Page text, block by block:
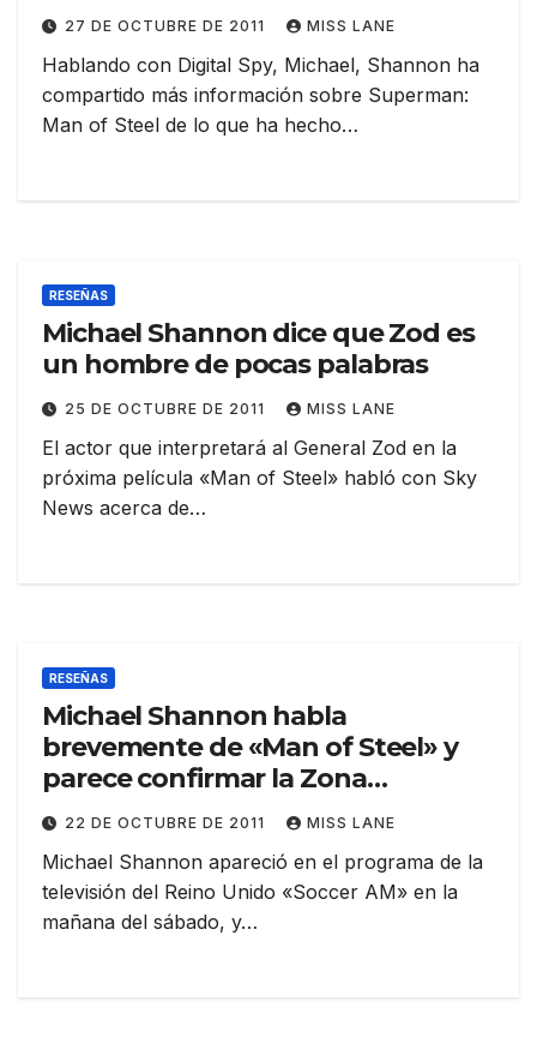
27 DE OCTUBRE DE 2011 MISS LANE
Hablando con Digital Spy, Michael, Shannon ha
compartido más información sobre Superman:
Man of Steel de lo que ha hecho…
RESEÑAS
Michael Shannon dice que Zod es
un hombre de pocas palabras
25 DE OCTUBRE DE 2011 MISS LANE
El actor que interpretará al General Zod en la
próxima película «Man of Steel» habló con Sky
News acerca de…
RESEÑAS
Michael Shannon habla
brevemente de «Man of Steel» y
parece confirmar la Zona
Fantasma
22 DE OCTUBRE DE 2011 MISS LANE
Michael Shannon apareció en el programa de la
televisión del Reino Unido «Soccer AM» en la
mañana del sábado, y…